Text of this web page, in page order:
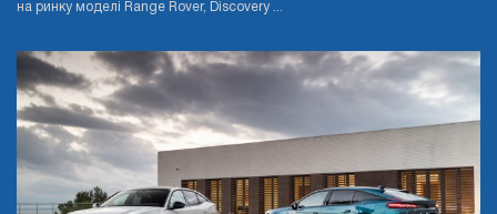
на ринку моделі Range Rover, Discovery ...